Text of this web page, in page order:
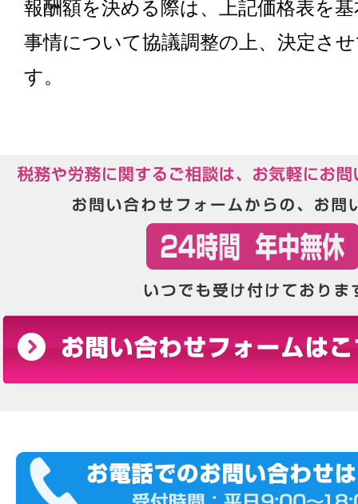
報酬額を決める際は、上記価格表を
事情について協議調整の上、決定さ
す。